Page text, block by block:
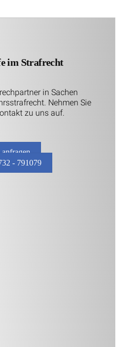
im Strafrecht
in Sachen
Nehmen Sie
zu uns auf.
anfragen
- 791079